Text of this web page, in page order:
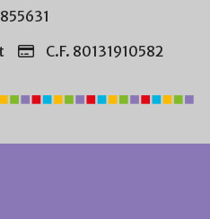
C.F. 80131910582